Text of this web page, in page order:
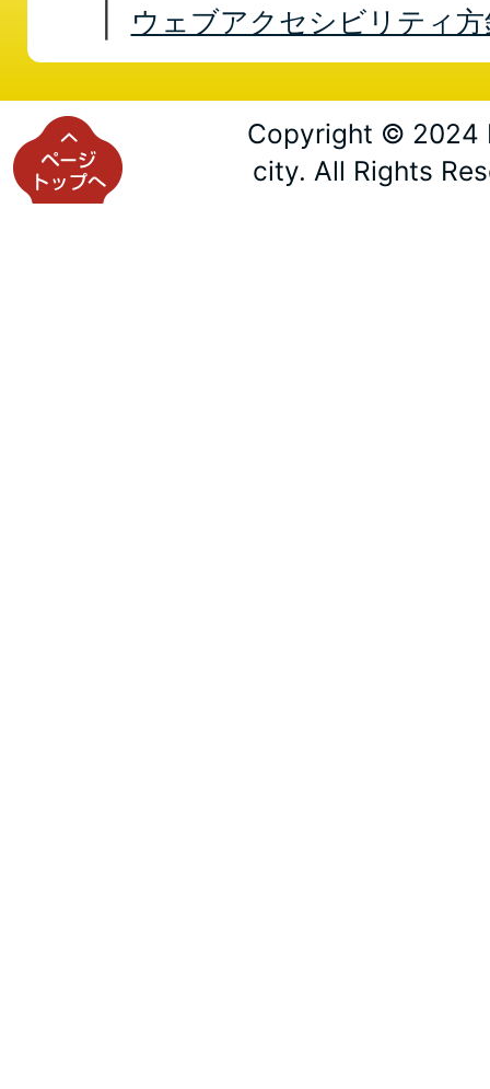
ウェブアクセシビリティ方
Copyright © 2024
city. All Rights